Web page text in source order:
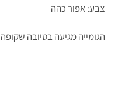
צבע: אפור כהה
הגומייה מגיעה בטיובה שקופה